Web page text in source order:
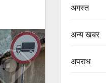
अगस्त
अन्य खबर
अपराध